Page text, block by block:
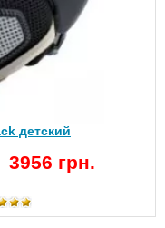
детский
3956 грн.